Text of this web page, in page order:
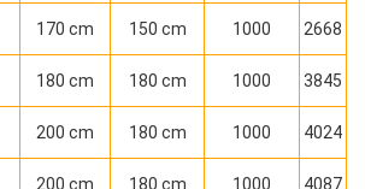
170 cm 150 cm 1000 2668
180 cm 180 cm 1000 3845
200 cm 180 cm 1000 4024
200 cm 180 cm 1000 4087